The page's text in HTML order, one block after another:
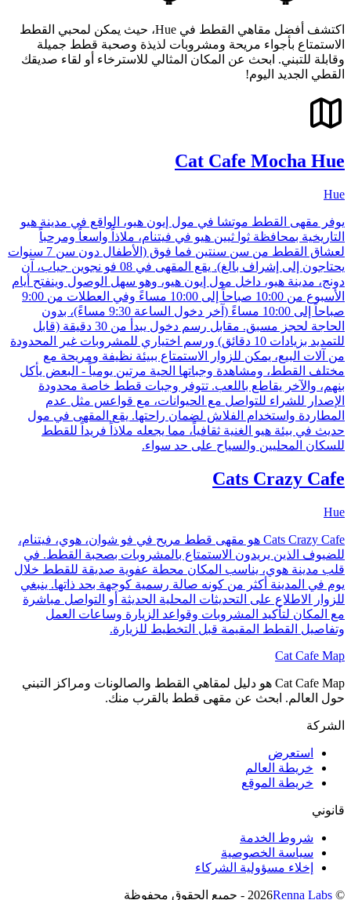
اكتشف أفضل مقاهي القطط في Hue، حيث يمكن لمحبي القطط
الاستمتاع بأجواء مريحة ومشروبات لذيذة وصحبة قطط جميلة
وقابلة للتبني. ابحث عن المكان المثالي للاسترخاء أو لقاء صديقك
القطي الجديد اليوم!
Cat Cafe Mocha Hue
Hue
يوفر مقهى القطط موتشا في مول إيون هيو، الواقع في مدينة هيو
التاريخية بمحافظة ثوا ثيين هيو في فيتنام، ملاذاً واسعاً ومرحباً
لعشاق القطط من سن سنتين فما فوق (الأطفال دون سن 7 سنوات
يحتاجون إلى إشراف بالغ). يقع المقهى في 08 فو نجوين جياب، آن
دونج، مدينة هيو، داخل مول إيون هيو، وهو سهل الوصول وينفتح أيام
الأسبوع من 10:00 صباحاً إلى 10:00 مساءً وفي العطلات من 9:00
صباحاً إلى 10:00 مساءً (آخر دخول الساعة 9:30 مساءً)، بدون
الحاجة لحجز مسبق. مقابل رسم دخول يبدأ من 30 دقيقة (قابل
للتمديد بزيادات 10 دقائق) ورسم اختياري للمشروبات غير المحدودة
من آلات البيع، يمكن للزوار الاستمتاع ببيئة نظيفة ومريحة مع
مختلف القطط، ومشاهدة وجباتها الحية مرتين يومياً - البعض يأكل
بنهم، والآخر يقاطع باللعب. تتوفر وجبات قطط خاصة محدودة
الإصدار للشراء للتواصل مع الحيوانات، مع قواعس مثل عدم
المطاردة واستخدام الفلاش لضمان راحتها. يقع المقهى في مول
حديث في بيئة هيو الغنية ثقافياً، مما يجعله ملاذاً فريداً للقطط
للسكان المحليين والسياح على حد سواء.
Cats Crazy Cafe
Hue
Cats Crazy Cafe هو مقهى قطط مريح في فو شوان، هوي، فيتنام،
للضيوف الذين يريدون الاستمتاع بالمشروبات بصحبة القطط. في
قلب مدينة هوي، يناسب المكان محطة عفوية صديقة للقطط خلال
يوم في المدينة أكثر من كونه صالة رسمية كوجهة بحد ذاتها. ينبغي
للزوار الاطلاع على التحديثات المحلية الحديثة أو التواصل مباشرة
مع المكان لتأكيد المشروبات وقواعد الزيارة وساعات العمل
وتفاصيل القطط المقيمة قبل التخطيط للزيارة.
Cat Cafe Map
Cat Cafe Map هو دليل لمقاهي القطط والصالونات ومراكز التبني
حول العالم. ابحث عن مقهى قطط بالقرب منك.
الشركة
استعرض
خريطة العالم
خريطة الموقع
قانوني
شروط الخدمة
سياسة الخصوصية
إخلاء مسؤولية الشركاء
© 2026
Renna Labs - جميع الحقوق محفوظة